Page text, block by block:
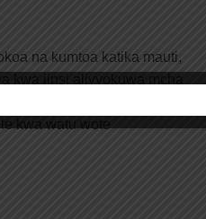
na kumtoa katika mauti,
kwa jinsi alivyokuwa mcha
naye
kwa watu wote